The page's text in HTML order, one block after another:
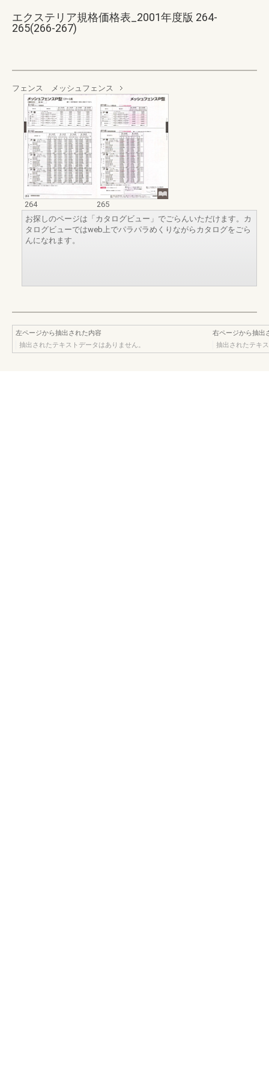
エクステリア規格価格表_2001年度版 264-
265(266-267)
フェンス メッシュフェンス
264
265
お探しのページは「カタログビュー」でごらんいただけます。カ
タログビューではweb上でパラパラめくりながらカタログをごら
んになれます。
左ページから抽出された内容
抽出されたテキストデータはありません。
右ページから抽出
抽出されたテキ